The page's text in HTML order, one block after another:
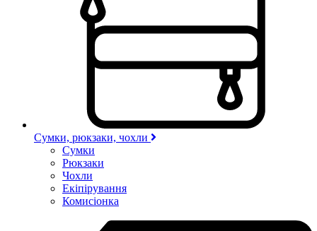
Сумки, рюкзаки, чохли
Сумки
Рюкзаки
Чохли
Екіпірування
Комисіонка